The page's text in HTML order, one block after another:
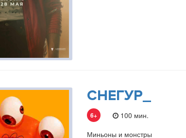
СНЕГУР_
6+
100 мин.
Миньоны и монстры